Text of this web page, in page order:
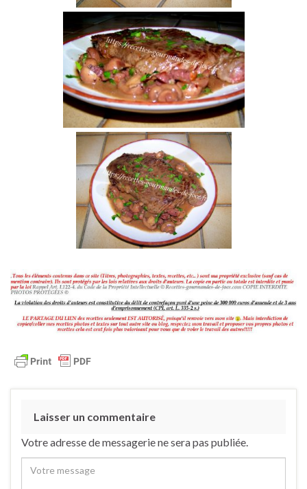
Laisser un commentaire
Votre adresse de messagerie ne sera pas publiée.